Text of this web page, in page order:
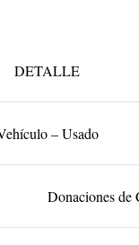
DETALLE
– Usado
de